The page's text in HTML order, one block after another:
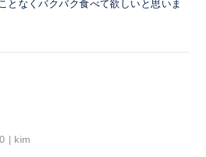
となくバクバク食べて欲しいと思いま
| kim